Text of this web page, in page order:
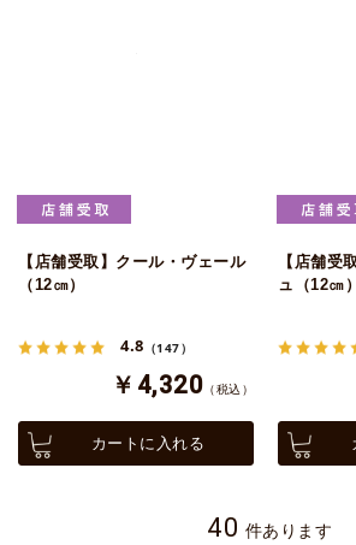
【店舗受取】クール・ヴェール
（12㎝）
4.8 （147）
￥4,320 （税込）
カートに入れる
【店舗受
ュ（12㎝）
40 件あります